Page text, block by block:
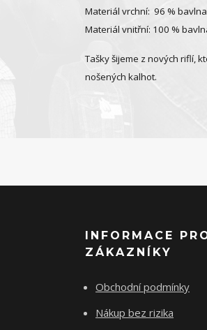
Materiál vrchní: 96 %
Materiál vnitřní: 100 %
Tašky šijeme z nových riflí,
nošených kalhot.
INFORMACE
ZÁKAZNÍKY
Obchodní podmínky
Nákup bez rizika